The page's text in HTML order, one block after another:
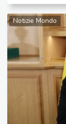
Notizie Mondo